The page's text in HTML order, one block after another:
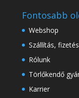
Fontosabb
Webshop
Szállítás,
Rólunk
Törlőkendő
Karrier